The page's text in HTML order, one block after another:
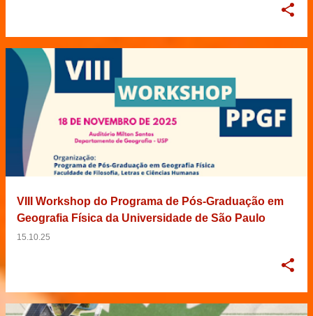
VIII Workshop do Programa de Pós-Graduação em
Geografia Física da Universidade de São Paulo
15.10.25